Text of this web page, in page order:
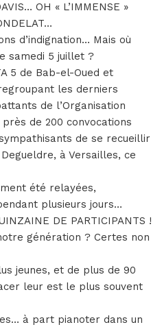
OH « L’IMMENSE »
d’indignation… Mais où
samedi 5 juillet ?
5 de Bab-el-Oued et
les derniers
de l’Organisation
de 200 convocations
de se recueillir
à Versailles, ce
été relayées,
plusieurs jours…
DE PARTICIPANTS !
génération ? Certes non
jeunes, et de plus de 90
leur est le plus souvent
à part pianoter dans un